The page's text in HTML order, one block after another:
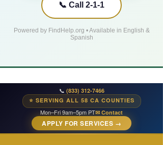
📞 (833) 312-7466
⭐ SERVING ALL 58 CA COUNTIES
Mon–Fri 9am–5pm PT✉ Contact
APPLY FOR SERVICES →
📞 Call 2-1-1
Powered by FindHelp.org • Available in English &
Spanish